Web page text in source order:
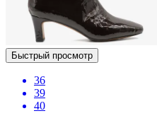
Быстрый просмотр
36
39
40